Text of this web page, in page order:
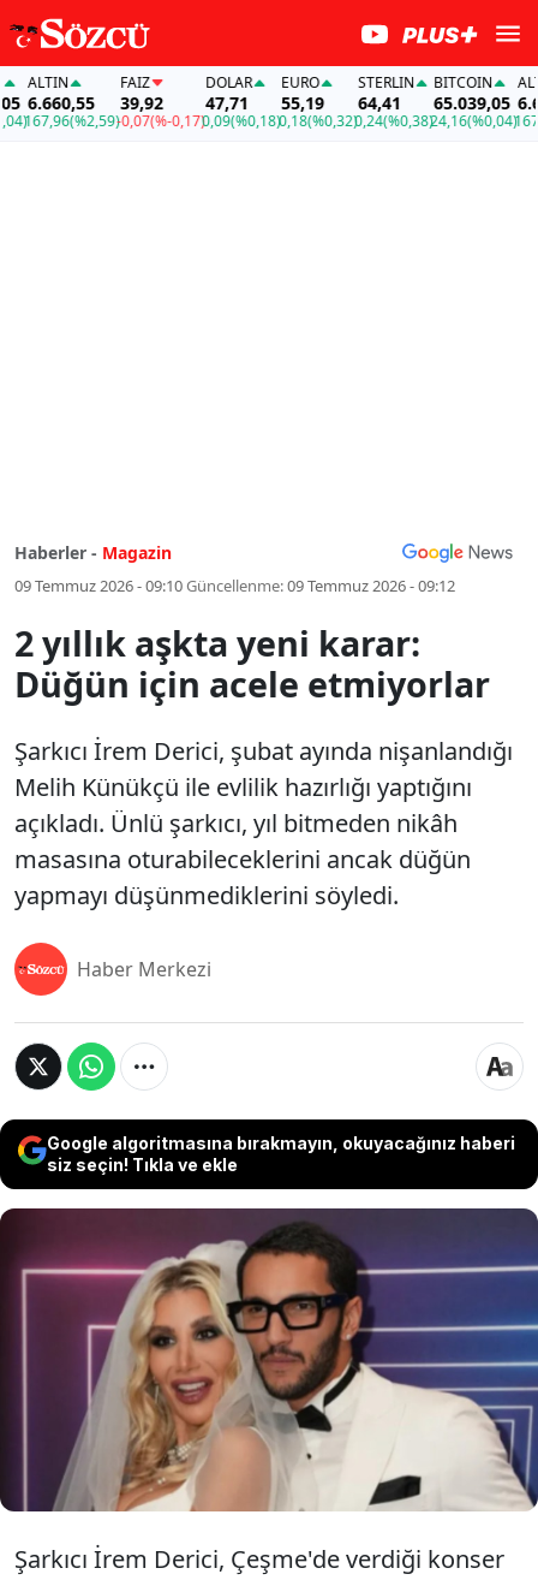
ALTIN
6.660,55
167,96(%2,59)
FAİZ
39,92
-0,07(%-0,17)
DOLAR
47,71
0,09(%0,18)
EURO
55,19
0,18(%0,32)
STERLIN
64,41
0,24(%0,38)
BITCOIN
65.039,05
24,16(%0,04)
ALTIN
167,96
Haberler - Magazin
09 Temmuz 2026 - 09:10Güncellenme:09 Temmuz 2026 - 09:12
2 yıllık aşkta yeni karar:
Düğün için acele etmiyorlar
Şarkıcı İrem Derici, şubat ayında nişanlandığı
Melih Künükçü ile evlilik hazırlığı yaptığını
açıkladı. Ünlü şarkıcı, yıl bitmeden nikâh
masasına oturabileceklerini ancak düğün
yapmayı düşünmediklerini söyledi.
Haber Merkezi
Google algoritmasına bırakmayın, okuyacağınız haberi
siz seçin! Tıkla ve ekle
Şarkıcı İrem Derici, şubat ayında nişanlandığı
Melih Künükçü ile evlilik hazırlığı yaptığını
açıkladı. Ünlü şarkıcı, yıl bitmeden nikâh
masasına oturabileceklerini ancak düğün
yapmayı düşünmediklerini söyledi.
Şarkıcı İrem Derici, Çeşme'de verdiği konser